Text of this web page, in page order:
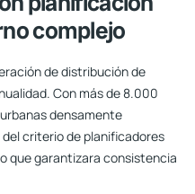
complejo
de distribución de
Con más de 8.000
densamente
criterio de planificadores
que garantizara consistencia